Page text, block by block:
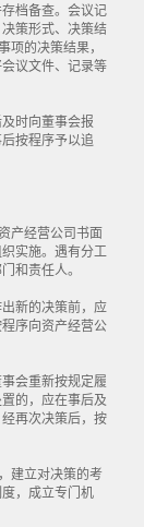
档备查。会议记
策形式、决策结
项的决策结果，
议文件、记录等
时向董事会报
按程序予以追
产经营公司书面
实施。遇有分工
和责任人。
新的决策前，应
序向资产经营公
会重新按规定履
的，应在事后及
再次决策后，按
建立对决策的考
，成立专门机